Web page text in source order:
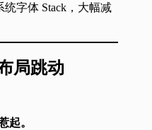
字体 Stack，大幅减
局跳动
起。